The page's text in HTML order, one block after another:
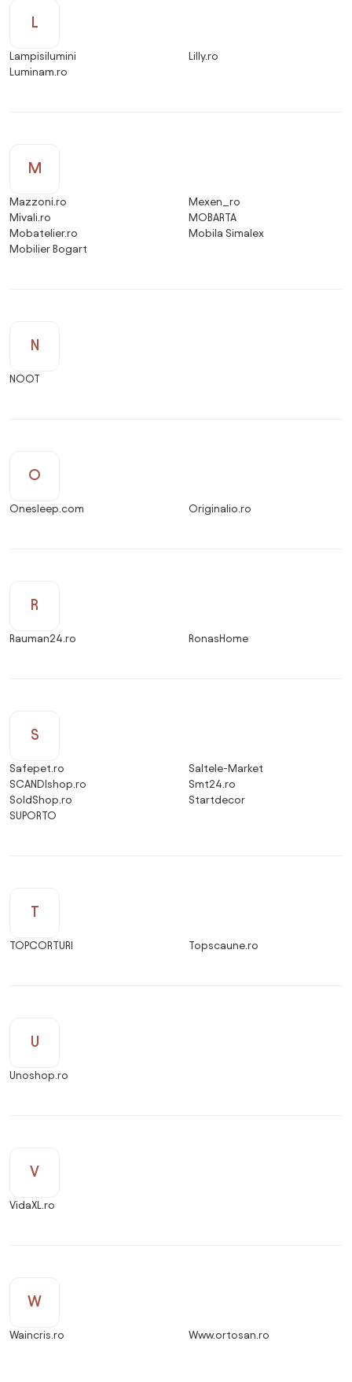
L
Lampisilumini
Lilly.ro
Luminam.ro
M
Mazzoni.ro
Mexen_ro
Mivali.ro
MOBARTA
Mobatelier.ro
Mobila Simalex
Mobilier Bogart
N
NOOT
O
Onesleep.com Originalio.ro
R
Rauman24.ro RonasHome
S
Safepet.ro
Saltele-Market
SCANDIshop.ro
Smt24.ro
SoldShop.ro
Startdecor
SUPORTO
T
TOPCORTURI Topscaune.ro
U
Unoshop.ro
V
VidaXL.ro
W
Waincris.ro Www.ortosan.ro